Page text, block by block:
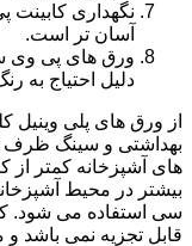
نگهداری
آسان تر است.
ورق های پی وی
دلیل احتیاج به
از ورق های پلی
بهداشتی و سینگ ظرف
های آشپزخانه کمتر
بیشتر در محیط
سی استفاده می شود.
قابل تجزیه نمی